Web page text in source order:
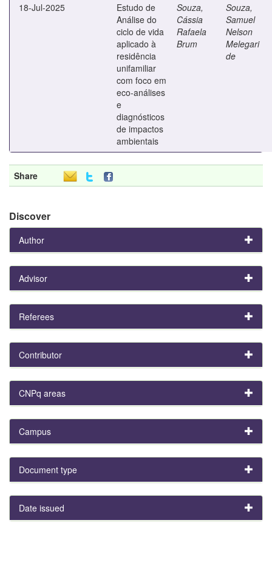
18-Jul-2025
Estudo de
Análise do
ciclo de vida
aplicado à
residência
unifamiliar
com foco em
eco-análises
e
diagnósticos
de impactos
ambientais
Souza,
Cássia
Rafaela
Brum
Souza,
Samuel
Nelson
Melegari
de
Share
Discover
Author
Advisor
Referees
Contributor
CNPq areas
Campus
Document type
Date issued